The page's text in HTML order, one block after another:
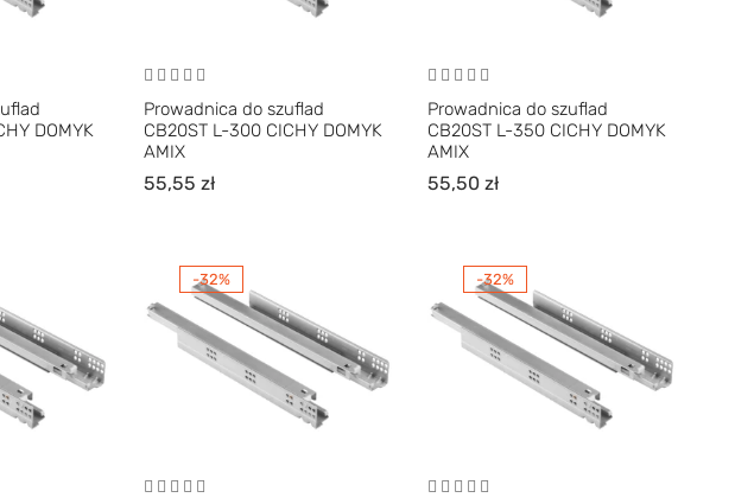
DOMYK
Prowadnica do szuflad
CB20ST L-300 CICHY DOMYK
AMIX
55,55zł
Prowadnica do szuflad
CB20ST L-350 CICHY DOMYK
AMIX
55,50zł
-32% -32%